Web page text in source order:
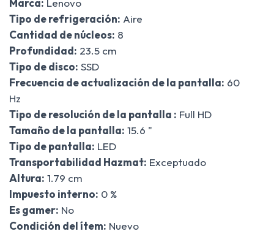
Tipo de refrigeración: Aire
Cantidad de núcleos: 8
Profundidad: 23.5 cm
Tipo de disco: SSD
Frecuencia de actualización de la pantalla: 60
Hz
Tipo de resolución de la pantalla : Full HD
Tamaño de la pantalla: 15.6 "
Tipo de pantalla: LED
Transportabilidad Hazmat: Exceptuado
Altura: 1.79 cm
Impuesto interno: 0 %
Es gamer: No
Condición del ítem: Nuevo